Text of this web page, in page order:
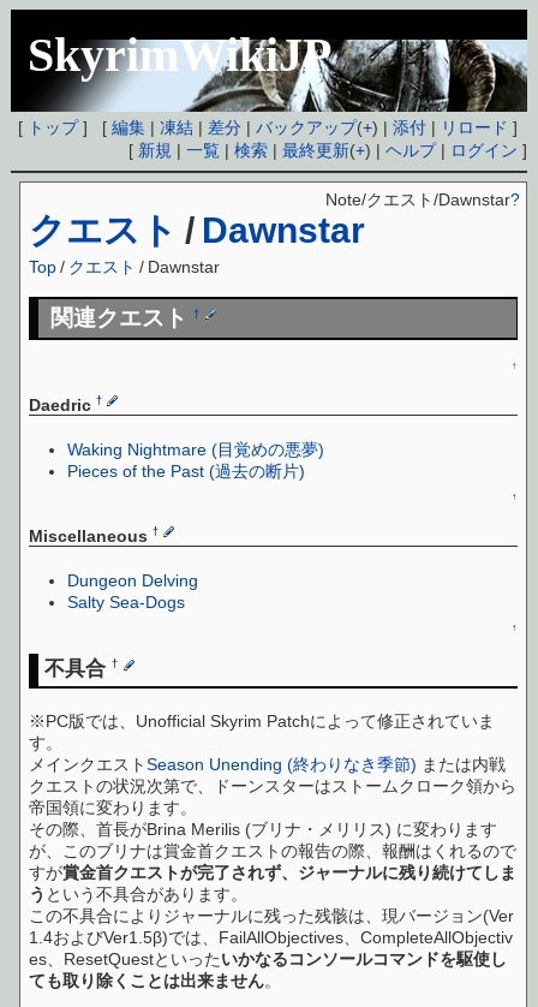
SkyrimWikiJP
[ トップ] [編集 |凍結 | 差分 |バックアップ(+) |添付 | リロード ]
[ 新規 |一覧 |検索 |最終更新(+) |ヘルプ| ログイン ]
クエスト / Dawnstar
Note/クエスト/Dawnstar?
Top / クエスト / Dawnstar
関連クエスト†
↑
Daedric†
Waking Nightmare (目覚めの悪夢)
Pieces of the Past (過去の断片)
↑
Miscellaneous†
Dungeon Delving
Salty Sea-Dogs
↑
不具合†
※PC版では、Unofficial Skyrim Patchによって修正されていま
す。
メインクエストSeason Unending (終わりなき季節) または内戦
クエストの状況次第で、ドーンスターはストームクローク領から
帝国領に変わります。
その際、首長がBrina Merilis (ブリナ・メリリス) に変わります
が、このブリナは賞金首クエストの報告の際、報酬はくれるので
すが賞金首クエストが完了されず、ジャーナルに残り続けてしま
う という不具合があります。
この不具合によりジャーナルに残った残骸は、現バージョン(Ver
1.4およびVer1.5β)では、FailAllObjectives、CompleteAllObjectiv
es、ResetQuestといったいかなるコンソールコマンドを駆使し
ても取り除くことは出来ません。